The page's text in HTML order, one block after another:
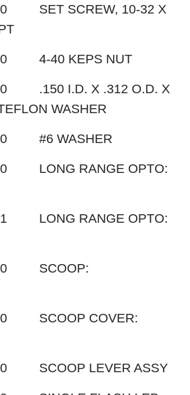
SET SCREW, 10-32 X
4-40 KEPS NUT
.150 I.D. X .312 O.D. X
WASHER
#6 WASHER
LONG RANGE OPTO:
LONG RANGE OPTO:
SCOOP:
SCOOP COVER:
SCOOP LEVER ASSY